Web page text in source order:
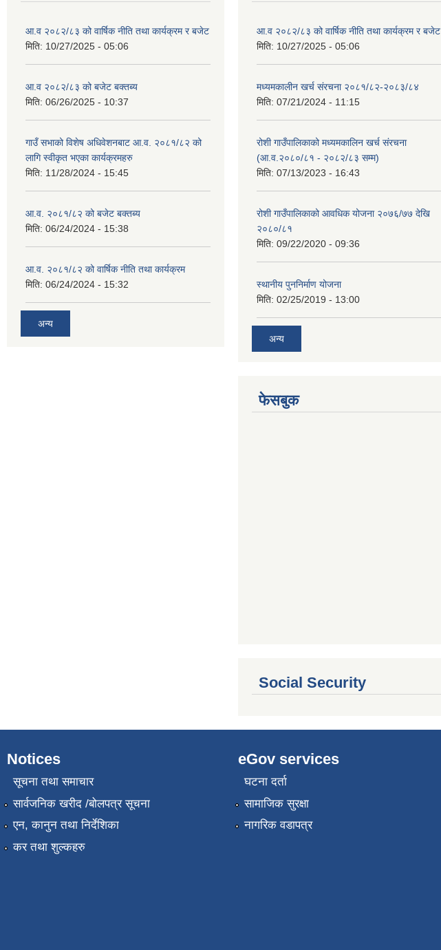
आ.व २०८२/८३ को वार्षिक नीति तथा कार्यक्रम र बजेट
मिति: 10/27/2025 - 05:06
आ.व २०८२/८३ को बजेट बक्तब्य
मिति: 06/26/2025 - 10:37
गाउँ सभाको विशेष अधिवेशनबाट आ.व. २०८१/८२ को
लागि स्वीकृत भएका कार्यक्रमहरु
मिति: 11/28/2024 - 15:45
आ.व. २०८१/८२ को बजेट बक्तब्य
मिति: 06/24/2024 - 15:38
आ.व. २०८१/८२ को वार्षिक नीति तथा कार्यक्रम
मिति: 06/24/2024 - 15:32
अन्य
आ.व २०८२/८३ को वार्षिक नीति तथा कार्यक्रम र बजेट
मिति: 10/27/2025 - 05:06
मध्यमकालीन खर्च संरचना २०८१/८२-२०८३/८४
मिति: 07/21/2024 - 11:15
रोशी गाउँपालिकाको मध्यमकालिन खर्च संरचना
(आ.व.२०८०/८१ - २०८२/८३ सम्म)
मिति: 07/13/2023 - 16:43
रोशी गाउँपालिकाको आवधिक योजना २०७६/७७ देखि
२०८०/८१
मिति: 09/22/2020 - 09:36
स्थानीय पुननिर्माण योजना
मिति: 02/25/2019 - 13:00
अन्य
फेसबुक
Social Security
Notices
सूचना तथा समाचार
सार्वजनिक खरीद /बोलपत्र सूचना
एन, कानुन तथा निर्देशिका
कर तथा शुल्कहरु
eGov services
घटना दर्ता
सामाजिक सुरक्षा
नागरिक वडापत्र